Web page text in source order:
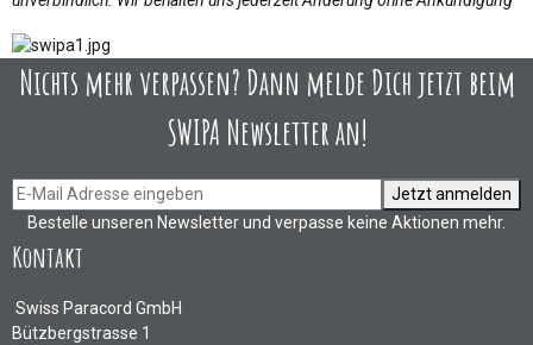
Nichts mehr verpassen? Dann melde Dich jetzt beim
SWIPA Newsletter an!
Jetzt anmelden
Bestelle unseren Newsletter und verpasse keine Aktionen mehr.
Kontakt
Swiss Paracord GmbH
Bützbergstrasse 1